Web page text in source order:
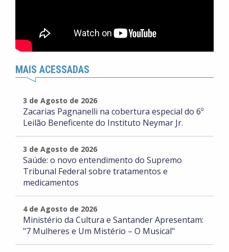
MAIS ACESSADAS
3 de Agosto de 2026
Zacarias Pagnanelli na cobertura especial do 6º
Leilão Beneficente do Instituto Neymar Jr.
3 de Agosto de 2026
Saúde: o novo entendimento do Supremo
Tribunal Federal sobre tratamentos e
medicamentos
4 de Agosto de 2026
Ministério da Cultura e Santander Apresentam:
"7 Mulheres e Um Mistério – O Musical"